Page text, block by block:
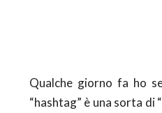
Qualche giorno fa ho
“hashtag” è una sorta